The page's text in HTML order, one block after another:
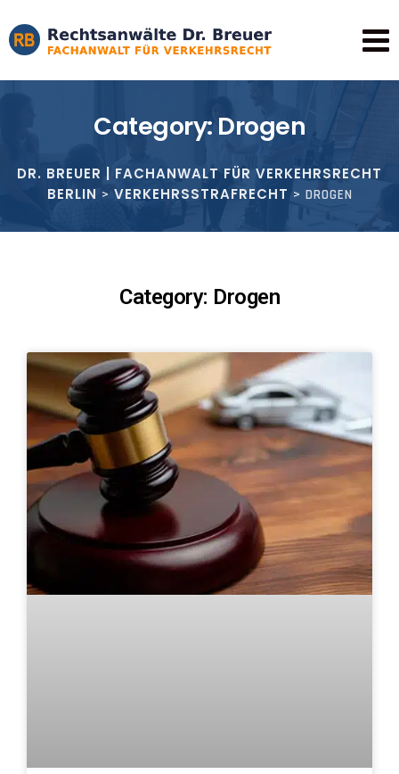
Category: Drogen
DR. BREUER | FACHANWALT FÜR VERKEHRSRECHT
BERLIN > VERKEHRSSTRAFRECHT > DROGEN
Category: Drogen